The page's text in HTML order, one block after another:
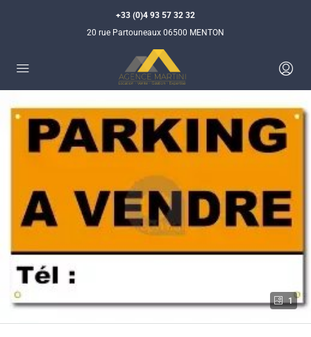
+33 (0)4 93 57 32 32
20 rue Partouneaux 06500 MENTON
1